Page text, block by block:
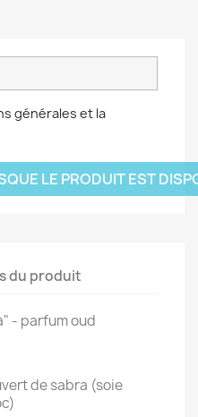
générales et la
LE PRODUIT EST
du produit
- parfum oud
de sabra (soie